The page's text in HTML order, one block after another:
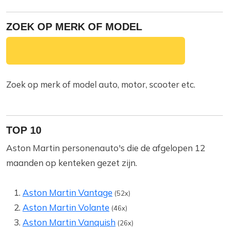
ZOEK OP MERK OF MODEL
Zoek op merk of model auto, motor, scooter etc.
TOP 10
Aston Martin personenauto's die de afgelopen 12
maanden op kenteken gezet zijn.
Aston Martin Vantage (52x)
Aston Martin Volante (46x)
Aston Martin Vanquish (26x)